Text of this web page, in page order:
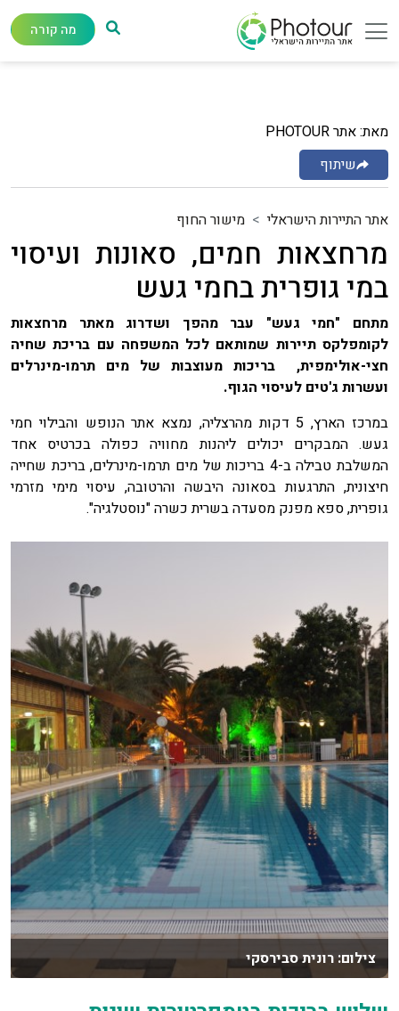
מה קורה
מאת: אתר PHOTOUR
שיתוף
אתר התיירות הישראלי מישור החוף
מרחצאות חמים, סאונות ועיסוי
במי גופרית בחמי געש
מתחם "חמי געש" עבר מהפך ושדרוג מאתר מרחצאות
לקומפלקס תיירות שמותאם לכל המשפחה עם בריכת שחיה
חצי-אולימפית, בריכות מעוצבות של מים תרמו-מינרלים
ועשרות ג'טים לעיסוי הגוף.
במרכז הארץ, 5 דקות מהרצליה, נמצא אתר הנופש והבילוי חמי
געש. המבקרים יכולים ליהנות מחוויה כפולה בכרטיס אחד
המשלבת טבילה ב-4 בריכות של מים תרמו-מינרלים, בריכת שחייה
חיצונית, התרגעות בסאונה היבשה והרטובה, עיסוי מימי מזרמי
גופרית, ספא מפנק מסעדה בשרית כשרה "נוסטלגיה".
צילום: רונית סבירסקי